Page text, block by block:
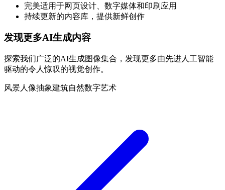
完美适用于网页设计、数字媒体和印刷应用
持续更新的内容库，提供新鲜创作
发现更多AI生成内容
探索我们广泛的AI生成图像集合，发现更多由先进人工智能
驱动的令人惊叹的视觉创作。
风景人像抽象建筑自然数字艺术